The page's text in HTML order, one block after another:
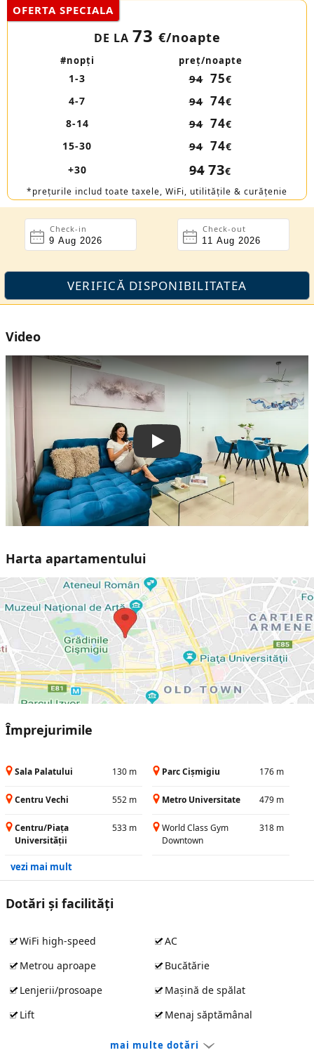
OFERTA SPECIALA
DE LA 73 €/noapte
#nopţi preţ/noapte
1-3 94 75€
4-7
94 74€
8-14
94 74€
15-30
94 74€
+30
94 73€
*prețurile includ toate taxele, WiFi, utilitățile & curățenie
Check-in Check-out
Video
Play
Harta apartamentului
Împrejurimile
Sala Palatului 130 m Parc Cișmigiu 176 m
Centru Vechi 552 m Metro Universitate 479 m
Centru/Piața
Universității
533 m
World Class Gym
Downtown
318 m
vezi mai mult
Dotări și facilităţi
WiFi high-speed
AC
Metrou aproape
Bucătărie
Lenjerii/prosoape
Mașină de spălat
Lift
Menaj săptămânal
mai multe dotări